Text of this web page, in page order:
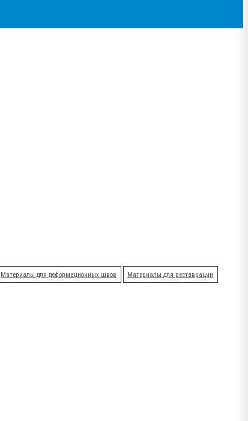
Материалы для деформационных швов
Материалы для реставрации